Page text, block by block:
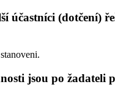
účastníci (dotčení)
jsou po žadateli